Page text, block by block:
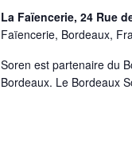
La Faïencerie, 24 Rue
Faïencerie, Bordeaux,
Soren est partenaire du
Bordeaux. Le Bordeaux